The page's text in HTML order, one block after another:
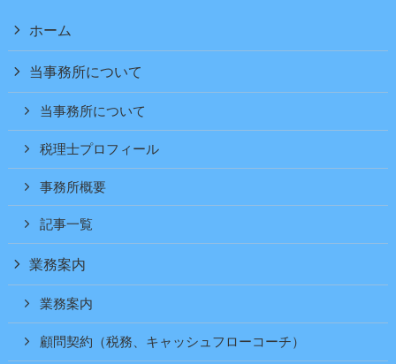
ホーム
当事務所について
当事務所について
税理士プロフィール
事務所概要
記事一覧
業務案内
業務案内
顧問契約（税務、キャッシュフローコーチ）